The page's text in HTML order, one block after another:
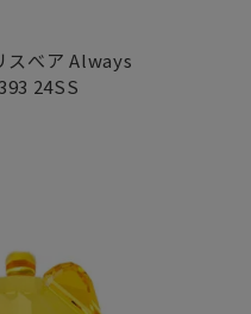
スべア Always
24SS